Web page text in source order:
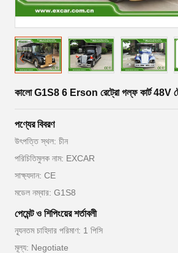
কালো G1S8 6 Erson রেট্রো গল্ফ কার্ট 48V
পণ্যের বিবরণ
উৎপত্তি স্থল: চীন
পরিচিতিমুলক নাম: EXCAR
সাক্ষ্যদান: CE
মডেল নম্বার: G1S8
পেমেন্ট ও শিপিংয়ের শর্তাবলী
ন্যূনতম চাহিদার পরিমাণ: 1 পিসি
মূল্য: Negotiate